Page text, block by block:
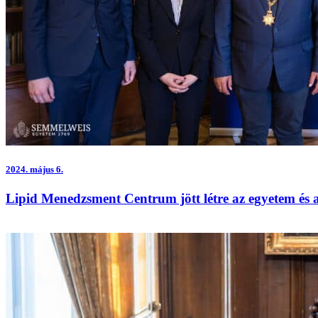
2024. május 6.
Lipid Menedzsment Centrum jött létre az egyetem és